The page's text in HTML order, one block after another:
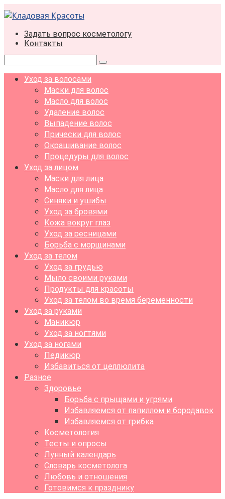
Перейти
к
контентуЗадать вопрос косметологу
Контакты
Поиск:
Уход за волосами
Маски для волос
Масло для волос
Удаление волос
Выпадение волос
Прически для волос
Окрашивание волос
Процедуры для волос
Уход за лицом
Маски для лица
Масло для лица
Синяки и ушибы
Уход за бровями
Кожа вокруг глаз
Уход за ресницами
Борьба с морщинами
Уход за телом
Уход за грудью
Мыло своими руками
Продукты для красоты
Уход за телом во время беременности
Уход за руками
Маникюр
Уход за ногтями
Уход за ногами
Педикюр
Избавиться от целлюлита
Разное
Здоровье
Борьба с прыщами и угрями
Избавляемся от папиллом и бородавок
Избавляемся от грибка
Косметология
Тесты и опросы
Лунный календарь
Словарь косметолога
Любовь и отношения
Готовимся к празднику